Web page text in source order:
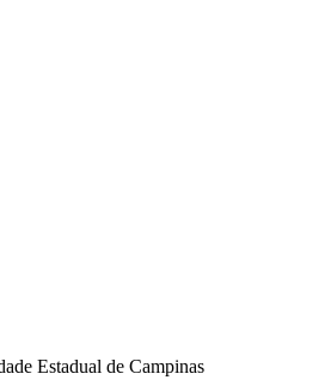
Estadual de Campinas